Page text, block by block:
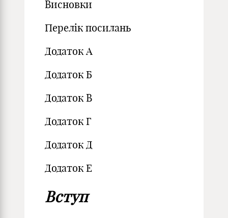
Висновки
Перелік посилань
Додаток А
Додаток Б
Додаток В
Додаток Г
Додаток Д
Додаток Е
Вступ